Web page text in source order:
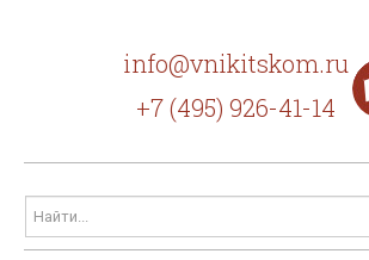
info@vnikitskom.ru
+7 (495) 926-41-14